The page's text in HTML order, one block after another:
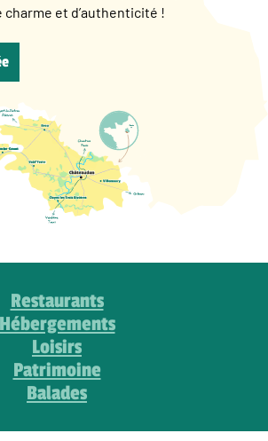
et d’authenticité !
Restaurants
Hébergements
Loisirs
Patrimoine
Balades